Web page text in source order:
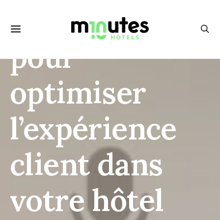
Les infos clés
pour
optimiser
l’expérience
client dans
votre hôtel